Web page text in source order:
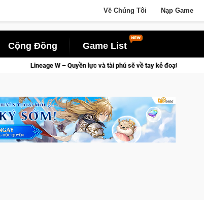
Về Chúng Tôi Nạp Game
Cộng Đồng Game List
lực và tài phú sẽ về tay kẻ đoạt được Vương Quyền thành Kent sắp tới!